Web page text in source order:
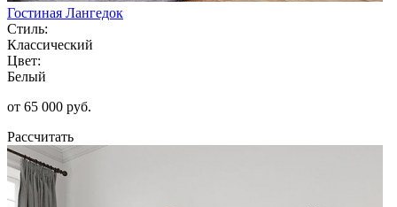
Гостиная Лангедок
Стиль:
Классический
Цвет:
Белый
от 65 000 руб.
Рассчитать